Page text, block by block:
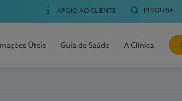
APOIO AO CLIENTE PESQUISA
Úteis Guia de Saúde A Clínica